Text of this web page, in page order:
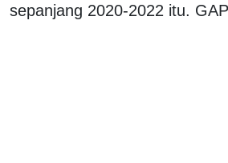
sepanjang 2020-2022 itu.